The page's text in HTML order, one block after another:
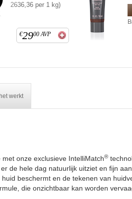
2636,36 per 1 kg)
€2900 AVP
werkt
onze exclusieve IntelliMatch®
de hele dag natuurlijk uitziet en fijn
beschermt en de tekenen van
die onzichtbaar kan worden